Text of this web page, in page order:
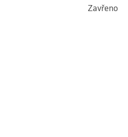
Zavřeno